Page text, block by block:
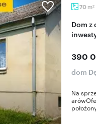
70 m2
Dom z dużą działką 28 arów - potencjał
390
dom
Na